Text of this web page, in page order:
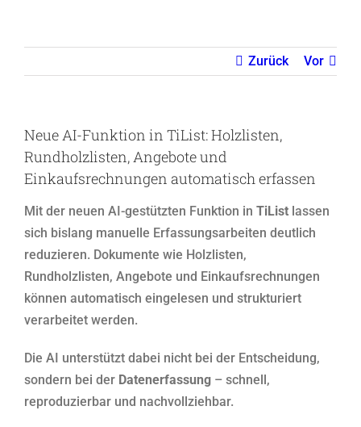
Zurück Vor
Neue AI-Funktion in TiList: Holzlisten,
Rundholzlisten, Angebote und
Einkaufsrechnungen automatisch erfassen
Mit der neuen AI-gestützten Funktion in TiListlassen
sich bislang manuelle Erfassungsarbeiten deutlich
reduzieren. Dokumente wie Holzlisten,
Rundholzlisten, Angebote und Einkaufsrechnungen
können automatisch eingelesen und strukturiert
verarbeitet werden.
Die AI unterstützt dabei nicht bei der Entscheidung,
sondern bei der Datenerfassung– schnell,
reproduzierbar und nachvollziehbar.